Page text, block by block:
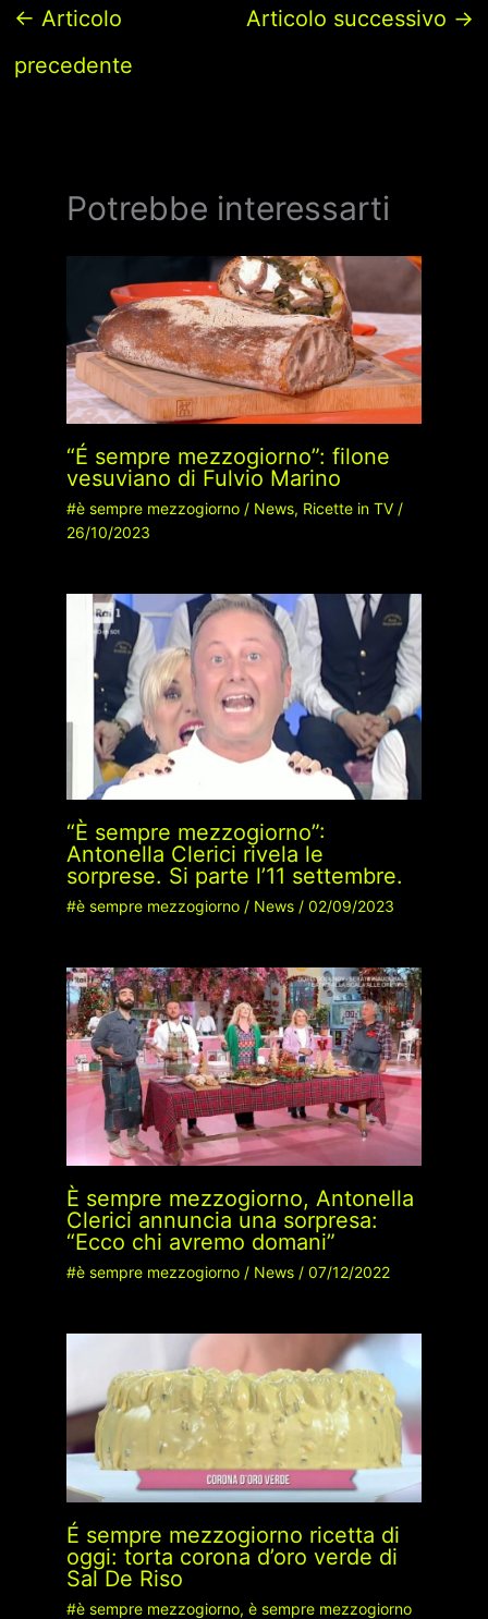
← Articolo
precedente
Articolo successivo →
Potrebbe interessarti
“É sempre mezzogiorno”: filone
vesuviano di Fulvio Marino
#è sempre mezzogiorno/ News, Ricette in TV/
26/10/2023
“È sempre mezzogiorno”:
Antonella Clerici rivela le
sorprese. Si parte l’11 settembre.
#è sempre mezzogiorno/ News/ 02/09/2023
È sempre mezzogiorno, Antonella
Clerici annuncia una sorpresa:
“Ecco chi avremo domani”
#è sempre mezzogiorno/ News/ 07/12/2022
É sempre mezzogiorno ricetta di
oggi: torta corona d’oro verde di
Sal De Riso
#è sempre mezzogiorno, è sempre mezzogiorno